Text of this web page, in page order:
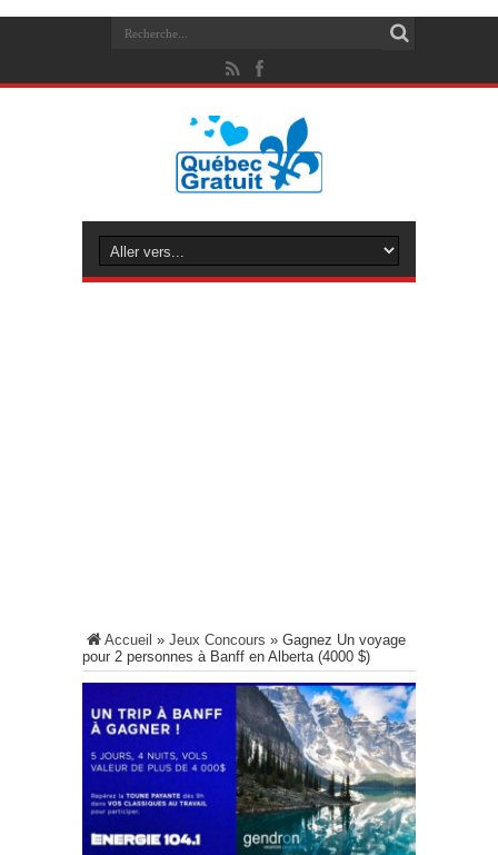
Accueil » Jeux Concours » Gagnez Un voyage
pour 2 personnes à Banff en Alberta (4000 $)